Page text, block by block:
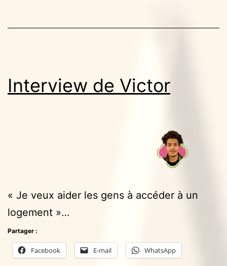
Interview de Victor
« Je veux aider les gens à accéder à un
logement »…
Partager :
Facebook E-mail WhatsApp